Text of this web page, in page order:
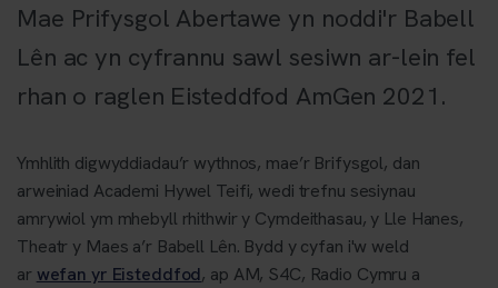
Mae Prifysgol Abertawe yn noddi'r Babell
Lên ac yn cyfrannu sawl sesiwn ar-lein fel
rhan o raglen Eisteddfod AmGen 2021.
Ymhlith digwyddiadau’r wythnos, mae’r Brifysgol, dan
arweiniad Academi Hywel Teifi, wedi trefnu sesiynau
amrywiol ym mhebyll rhithwir y Cymdeithasau, y Lle Hanes,
Theatr y Maes a’r Babell Lên. Bydd y cyfan i'w weld
ar wefan yr Eisteddfod, ap AM, S4C, Radio Cymru a